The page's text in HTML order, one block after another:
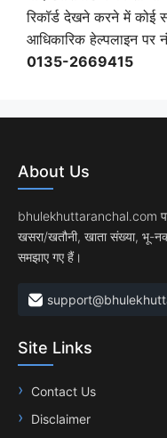
रिकॉर्ड देखने करने में कोई
आधिकारिक हेल्पलाइन
0135-2669415
About Us
bhulekhuttaranchal.com
खसरा/खतौनी, खाता संख्या, भू-
समझाए गए हैं।
Site Links
Contact Us
Disclaimer